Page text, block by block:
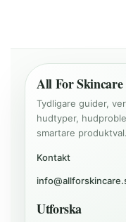
All For Skincare
Tydligare guider,
hudtyper,
smartare produktval.
Kontakt
Utforska